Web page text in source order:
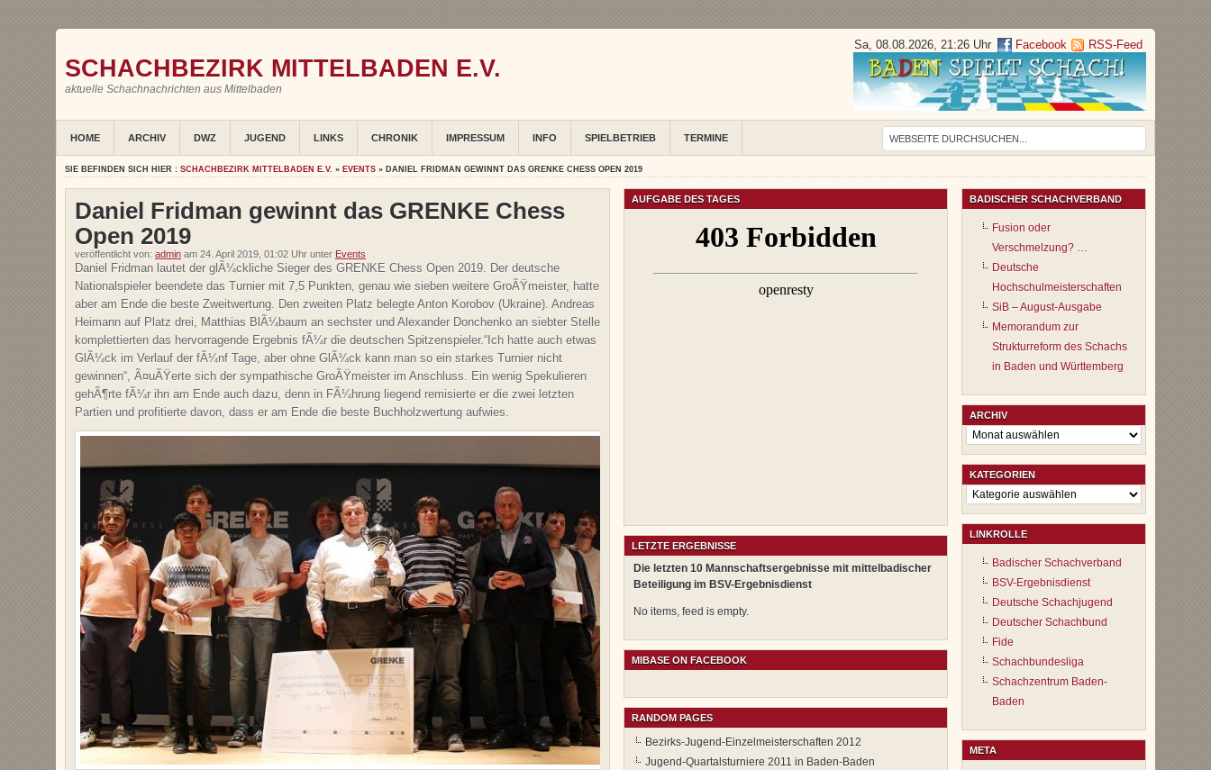
SCHACHBEZIRK MITTELBADEN E.V.
aktuelle Schachnachrichten aus Mittelbaden
Sa, 08.08.2026, 21:26 Uhr Facebook RSS-Feed
HOME ARCHIV DWZ JUGEND LINKS CHRONIK IMPRESSUM INFO SPIELBETRIEB TERMINE
SIE BEFINDEN SICH HIER : SCHACHBEZIRK MITTELBADEN E.V. » EVENTS » DANIEL FRIDMAN GEWINNT DAS GRENKE CHESS OPEN 2019
Daniel Fridman gewinnt das GRENKE Chess
Open 2019
veröffentlicht von: admin am 24. April 2019, 01:02 Uhr unter Events
Daniel Fridman lautet der glÃ¼ckliche Sieger des GRENKE Chess Open 2019. Der deutsche
Nationalspieler beendete das Turnier mit 7,5 Punkten, genau wie sieben weitere GroÃŸmeister, hatte
aber am Ende die beste Zweitwertung. Den zweiten Platz belegte Anton Korobov (Ukraine). Andreas
Heimann auf Platz drei, Matthias BlÃ¼baum an sechster und Alexander Donchenko an siebter Stelle
komplettierten das hervorragende Ergebnis fÃ¼r die deutschen Spitzenspieler.“Ich hatte auch etwas
GlÃ¼ck im Verlauf der fÃ¼nf Tage, aber ohne GlÃ¼ck kann man so ein starkes Turnier nicht
gewinnen“, Ã¤uÃŸerte sich der sympathische GroÃŸmeister im Anschluss. Ein wenig Spekulieren
gehÃ¶rte fÃ¼r ihn am Ende auch dazu, denn in FÃ¼hrung liegend remisierte er die zwei letzten
Partien und profitierte davon, dass er am Ende die beste Buchholzwertung aufwies.
AUFGABE DES TAGES
LETZTE ERGEBNISSE
Die letzten 10 Mannschaftsergebnisse mit mittelbadischer
Beteiligung im BSV-Ergebnisdienst
No items, feed is empty.
MIBASE ON FACEBOOK
RANDOM PAGES
Bezirks-Jugend-Einzelmeisterschaften 2012
Jugend-Quartalsturniere 2011 in Baden-Baden
BADISCHER SCHACHVERBAND
Fusion oder
Verschmelzung? …
Deutsche
Hochschulmeisterschaften
SiB – August-Ausgabe
Memorandum zur
Strukturreform des Schachs
in Baden und Württemberg
ARCHIV
Archiv
KATEGORIEN
Kategorien
LINKROLLE
Badischer Schachverband
BSV-Ergebnisdienst
Deutsche Schachjugend
Deutscher Schachbund
Fide
Schachbundesliga
Schachzentrum Baden-
Baden
META